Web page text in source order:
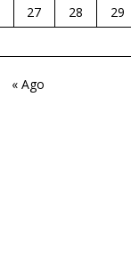
27 28 29
« Ago